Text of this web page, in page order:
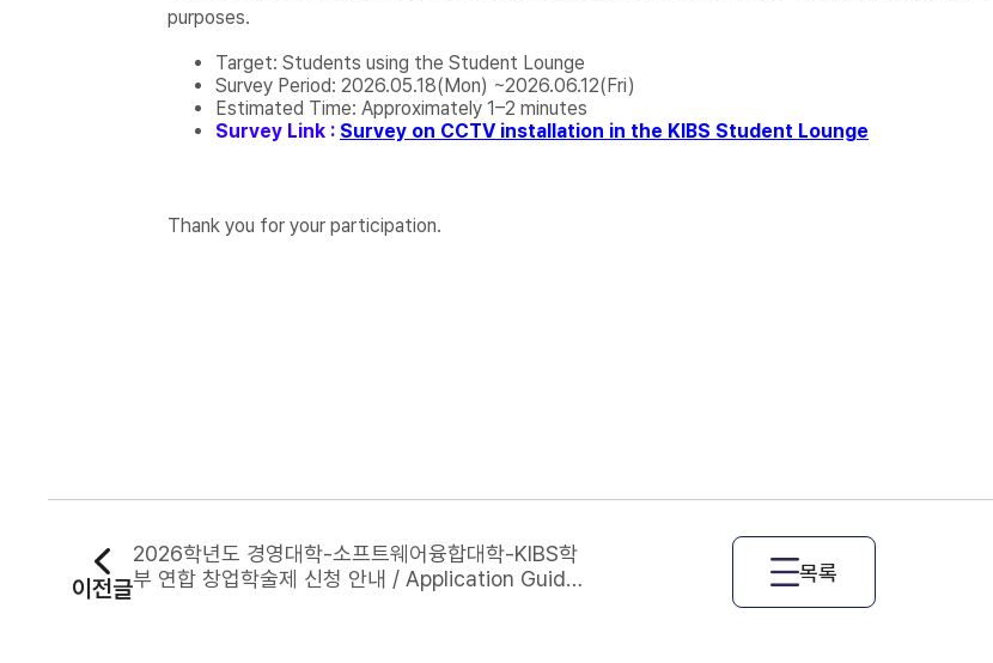
purposes.
Target: Students using the Student Lounge
Survey Period: 2026.05.18(Mon) ~2026.06.12(Fri)
Estimated Time: Approximately 1–2 minutes
Survey Link : Survey on CCTV installation in the KIBS Student Lounge
Thank you for your participation.
이전글
2026학년도 경영대학-소프트웨어융합대학-KIBS학
부 연합 창업학술제 신청 안내 / Application Guide
목록